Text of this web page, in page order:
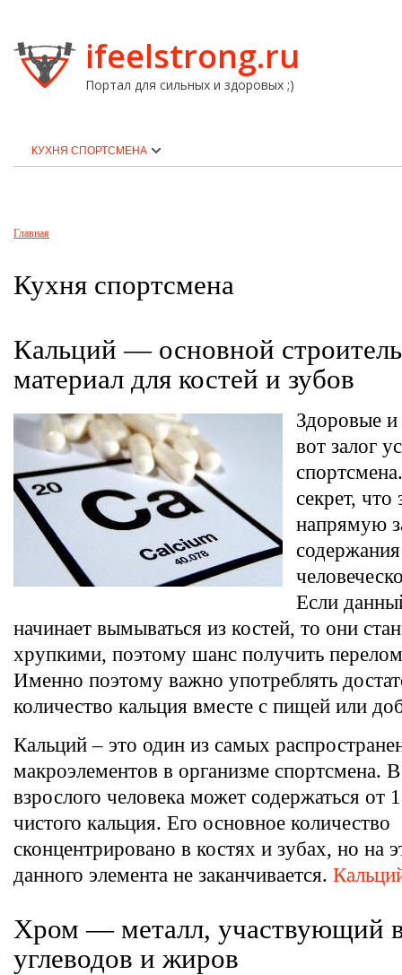
ifeelstrong.ru
Портал для сильных и здоровых ;)
КУХНЯ СПОРТСМЕНА
Главная
Кухня спортсмена
Кальций — основной
материал для костей и зубов
Здоровые и
вот залог
секрет, что
напрямую
Если
начинает вымываться из костей, то они
хрупкими, поэтому шанс получить перелом
Именно поэтому важно употреблять
количество кальция вместе с пищей или
Кальций – это один из самых
макроэлементов в организме спортсмена.
взрослого человека может содержаться от
чистого кальция. Его основное количество
сконцентрировано в костях и зубах, но на
данного элемента не заканчивается.
Хром — металл, участвующий
углеводов и жиров